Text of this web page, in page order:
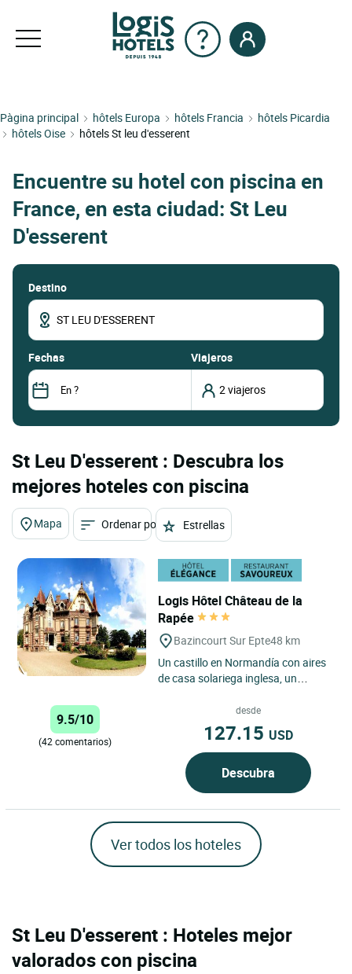
Pàgina principal hôtels Europa hôtels Francia
hôtels Picardia
hôtels Oise
hôtels St leu d'esserent
Encuentre su hotel con piscina en
France, en esta ciudad: St Leu
D'esserent
Destino
fechas Viajeros
St Leu D'esserent : Descubra los
mejores hoteles con piscina
Mapa Ordenar por Estrellas
Logis Hôtel Château de la
Rapée
Bazincourt Sur Epte48 km
Un castillo en Normandía con aires
de casa solariega inglesa, un
extenderse hasta el infinito......
9.5/10
(42 comentarios)
desde
127.15 USD
Descubra
Ver todos los hoteles
St Leu D'esserent : Hoteles mejor
valorados con piscina